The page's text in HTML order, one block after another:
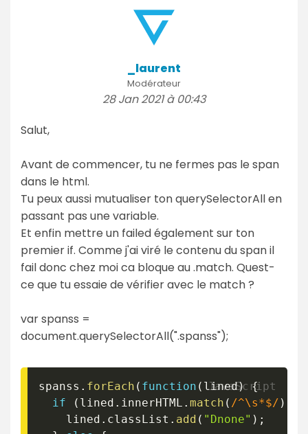
_laurent
Modérateur
28 Jan 2021 à 00:43
Salut,
Avant de commencer, tu ne fermes pas le span
dans le html.
Tu peux aussi mutualiser ton querySelectorAll en
passant pas une variable.
Et enfin mettre un failed également sur ton
premier if. Comme j'ai viré le contenu du span il
fail donc chez moi ca bloque au .match. Quest-
ce que tu essaie de vérifier avec le match ?
var spanss =
document.querySelectorAll(".spanss");
spanss . forEach ( function ( lined) {
if
( lined . innerHTML . match ( /^\s*$/ )
  	lined
. classList . add ( "Dnone" ) ;